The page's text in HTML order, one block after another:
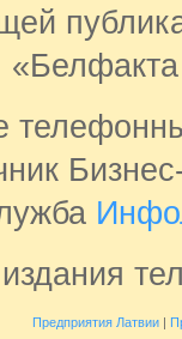
Предприятия Латвии|